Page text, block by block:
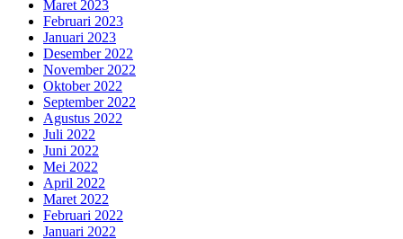
Maret 2023
Februari 2023
Januari 2023
Desember 2022
November 2022
Oktober 2022
September 2022
Agustus 2022
Juli 2022
Juni 2022
Mei 2022
April 2022
Maret 2022
Februari 2022
Januari 2022